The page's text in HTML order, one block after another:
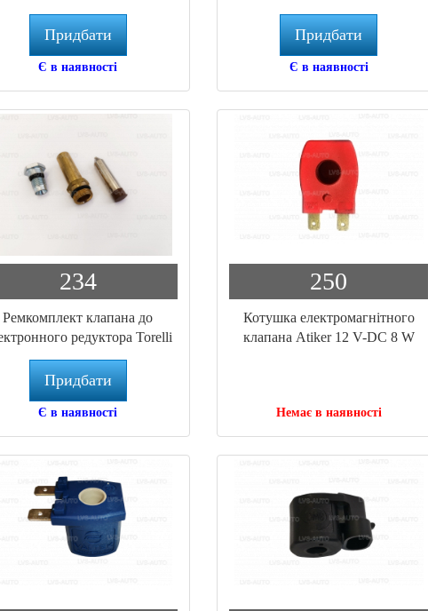
Valtek (AMP) MVAT3579
Придбати
Є в наявності
Придбати
Є в наявності
234
Ремкомплект клапана до
редуктора Torelli
19705
Придбати
Є в наявності
250
Котушка електромагнітного
клапана Atiker 12 V-DC 8 W
Немає в наявності